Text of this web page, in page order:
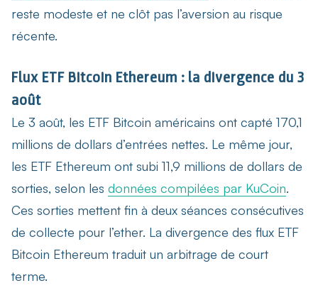
reste modeste et ne clôt pas l’aversion au risque
récente.
Flux ETF Bitcoin Ethereum : la divergence du 3
août
Le 3 août, les ETF Bitcoin américains ont capté 170,1
millions de dollars d’entrées nettes. Le même jour,
les ETF Ethereum ont subi 11,9 millions de dollars de
sorties, selon les données compilées par KuCoin.
Ces sorties mettent fin à deux séances consécutives
de collecte pour l’ether. La divergence des flux ETF
Bitcoin Ethereum traduit un arbitrage de court
terme.